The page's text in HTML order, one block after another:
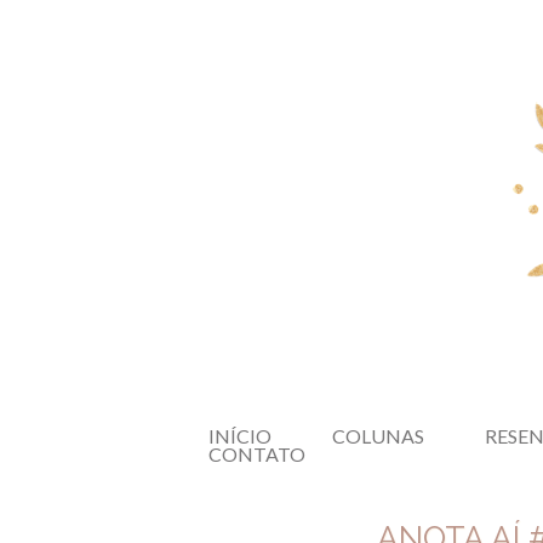
INÍCIO COLUNAS
CONTATO